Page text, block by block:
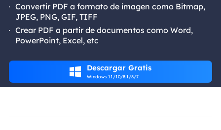
Convertir PDF a formato de imagen como Bitmap,
JPEG, PNG, GIF, TIFF
Crear PDF a partir de documentos como Word,
PowerPoint, Excel, etc
 Descargar Gratis
Windows 11/10/8.1/8/7